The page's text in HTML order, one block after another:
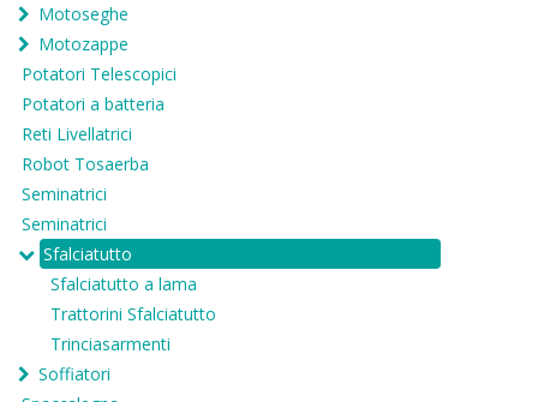
Motoseghe
Motozappe
Potatori Telescopici
Potatori a batteria
Reti Livellatrici
Robot Tosaerba
Seminatrici
Seminatrici
Sfalciatutto
Sfalciatutto a lama
Trattorini Sfalciatutto
Trinciasarmenti
Soffiatori